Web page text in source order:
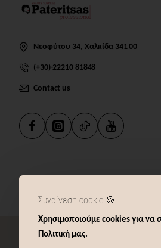
Συναίνεση cookie 🍪
Χρησιμοποιούμε cookies για να
Πολιτική μας.
Νεοφύτου 34, Χαλκίδα 341 00
(+30)-22210 81848
Contact us
Beauty-pat.gr © 2025 | All Rights